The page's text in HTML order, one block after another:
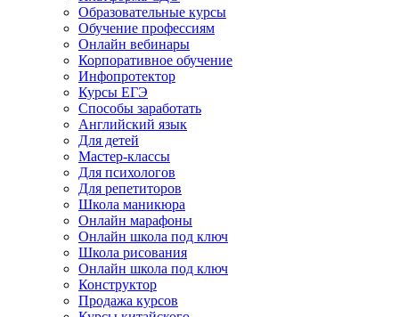
Образовательные курсы
Обучение профессиям
Онлайн вебинары
Корпоративное обучение
Инфопротектор
Курсы ЕГЭ
Способы заработать
Английский язык
Для детей
Мастер-классы
Для психологов
Для репетиторов
Школа маникюра
Онлайн марафоны
Онлайн школа под ключ
Школа рисования
Онлайн школа под ключ
Конструктор
Продажа курсов